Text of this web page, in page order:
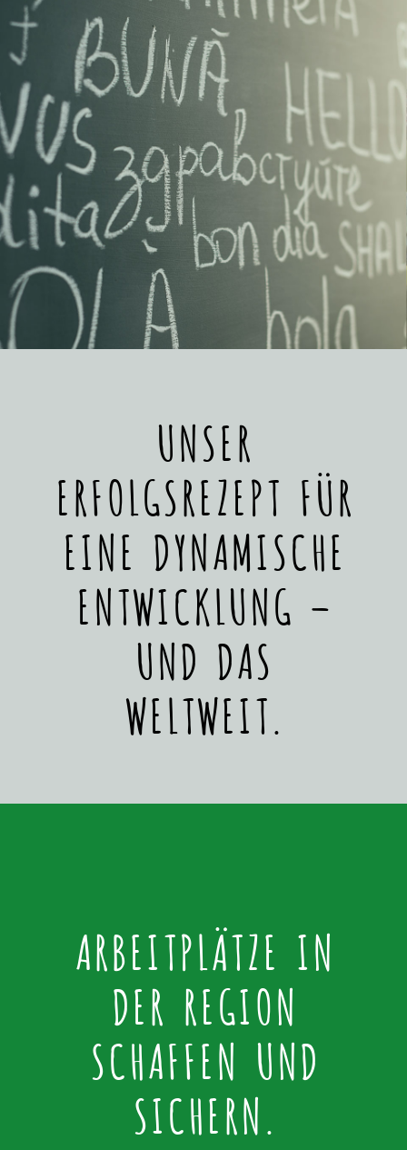
UNSER
ERFOLGSREZEPT FÜR
EINE DYNAMISCHE
ENTWICKLUNG –
UND DAS
WELTWEIT.
ARBEITPLÄTZE IN
DER REGION
SCHAFFEN UND
SICHERN.